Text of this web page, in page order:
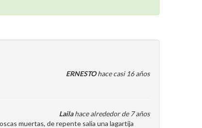
ERNESTOhace casi 16 años
Lailahace alrededor de 7 años
muertas, de repente salia una lagartija